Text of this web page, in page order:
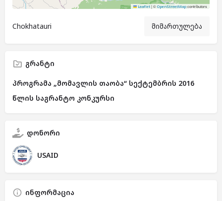
Leaflet |© OpenStreetMap contributors
Chokhatauri მიმართულება
გრანტი
პროგრამა „მომავლის თაობა“ სექტემბრის 2016
წლის საგრანტო კონკურსი
დონორი
USAID
ინფორმაცია